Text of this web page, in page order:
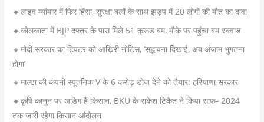
🔸लाइव म्यांमार में फिर हिंसा, सुरक्षा बलों के साथ झड़प में 20 लोगों की मौत का दावा
🔸कोलकाता में BJP दफ्तर के पास मिले 51 क्रूड बम, मौके पर पहुंचा बम स्क्वाड
🔸मोदी सरकार का ट्विटर को आख़िरी नोटिस, ‘सद्भावना दिखाई, अब अंजाम भुगतना
होगा’
🔸माल्टा की कंपनी स्पूतनिक V के 6 करोड़ डोज देने को तैयार: हरियाणा सरकार
🔸कृषि कानून पर अडिग हैं किसान, BKU के राकेश टिकैत ने किया साफ- 2024
तक जारी रहेगा किसान आंदोलन